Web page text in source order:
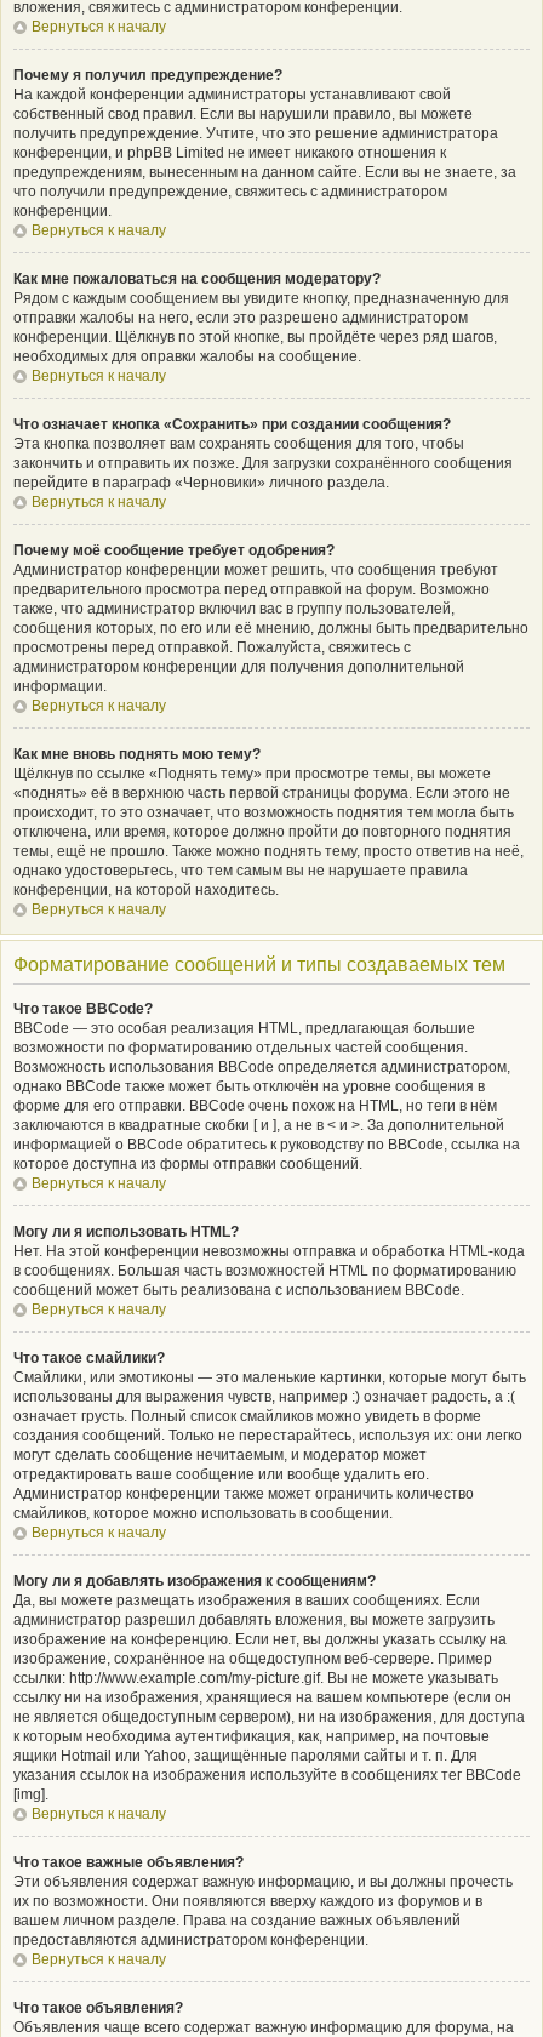
вложения, свяжитесь с администратором конференции.
Вернуться к началу
Почему я получил предупреждение?
На каждой конференции администраторы устанавливают свой
собственный свод правил. Если вы нарушили правило, вы можете
получить предупреждение. Учтите, что это решение администратора
конференции, и phpBB Limited не имеет никакого отношения к
предупреждениям, вынесенным на данном сайте. Если вы не знаете, за
что получили предупреждение, свяжитесь с администратором
конференции.
Вернуться к началу
Как мне пожаловаться на сообщения модератору?
Рядом с каждым сообщением вы увидите кнопку, предназначенную для
отправки жалобы на него, если это разрешено администратором
конференции. Щёлкнув по этой кнопке, вы пройдёте через ряд шагов,
необходимых для оправки жалобы на сообщение.
Вернуться к началу
Что означает кнопка «Сохранить» при создании сообщения?
Эта кнопка позволяет вам сохранять сообщения для того, чтобы
закончить и отправить их позже. Для загрузки сохранённого сообщения
перейдите в параграф «Черновики» личного раздела.
Вернуться к началу
Почему моё сообщение требует одобрения?
Администратор конференции может решить, что сообщения требуют
предварительного просмотра перед отправкой на форум. Возможно
также, что администратор включил вас в группу пользователей,
сообщения которых, по его или её мнению, должны быть предварительно
просмотрены перед отправкой. Пожалуйста, свяжитесь с
администратором конференции для получения дополнительной
информации.
Вернуться к началу
Как мне вновь поднять мою тему?
Щёлкнув по ссылке «Поднять тему» при просмотре темы, вы можете
«поднять» её в верхнюю часть первой страницы форума. Если этого не
происходит, то это означает, что возможность поднятия тем могла быть
отключена, или время, которое должно пройти до повторного поднятия
темы, ещё не прошло. Также можно поднять тему, просто ответив на неё,
однако удостоверьтесь, что тем самым вы не нарушаете правила
конференции, на которой находитесь.
Вернуться к началу
Форматирование сообщений и типы создаваемых тем
Что такое BBCode?
BBCode — это особая реализация HTML, предлагающая большие
возможности по форматированию отдельных частей сообщения.
Возможность использования BBCode определяется администратором,
однако BBCode также может быть отключён на уровне сообщения в
форме для его отправки. BBCode очень похож на HTML, но теги в нём
заключаются в квадратные скобки [ и ], а не в < и >. За дополнительной
информацией о BBCode обратитесь к руководству по BBCode, ссылка на
которое доступна из формы отправки сообщений.
Вернуться к началу
Могу ли я использовать HTML?
Нет. На этой конференции невозможны отправка и обработка HTML-кода
в сообщениях. Большая часть возможностей HTML по форматированию
сообщений может быть реализована с использованием BBCode.
Вернуться к началу
Что такое смайлики?
Смайлики, или эмотиконы — это маленькие картинки, которые могут быть
использованы для выражения чувств, например :) означает радость, а :(
означает грусть. Полный список смайликов можно увидеть в форме
создания сообщений. Только не перестарайтесь, используя их: они легко
могут сделать сообщение нечитаемым, и модератор может
отредактировать ваше сообщение или вообще удалить его.
Администратор конференции также может ограничить количество
смайликов, которое можно использовать в сообщении.
Вернуться к началу
Могу ли я добавлять изображения к сообщениям?
Да, вы можете размещать изображения в ваших сообщениях. Если
администратор разрешил добавлять вложения, вы можете загрузить
изображение на конференцию. Если нет, вы должны указать ссылку на
изображение, сохранённое на общедоступном веб-сервере. Пример
ссылки: http://www.example.com/my-picture.gif. Вы не можете указывать
ссылку ни на изображения, хранящиеся на вашем компьютере (если он
не является общедоступным сервером), ни на изображения, для доступа
к которым необходима аутентификация, как, например, на почтовые
ящики Hotmail или Yahoo, защищённые паролями сайты и т. п. Для
указания ссылок на изображения используйте в сообщениях тег BBCode
[img].
Вернуться к началу
Что такое важные объявления?
Эти объявления содержат важную информацию, и вы должны прочесть
их по возможности. Они появляются вверху каждого из форумов и в
вашем личном разделе. Права на создание важных объявлений
предоставляются администратором конференции.
Вернуться к началу
Что такое объявления?
Объявления чаще всего содержат важную информацию для форума, на